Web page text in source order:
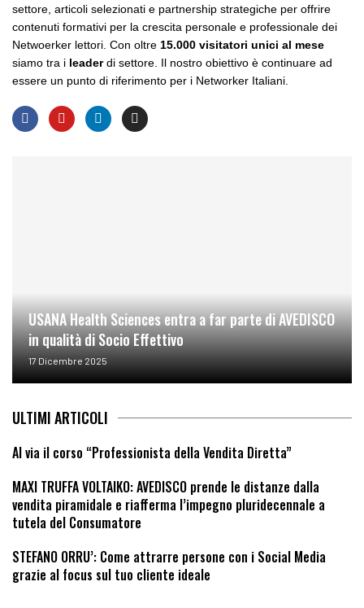
settore, articoli selezionati e partnership strategiche per offrire
contenuti formativi per la crescita personale e professionale dei
Netwoerker lettori. Con oltre 15.000 visitatori unici al mese
siamo tra i leaderdi settore. Il nostro obiettivo è continuare ad
essere un punto di riferimento per i Networker Italiani.
USANA Health Sciences entra a far parte di AVEDISCO
in qualità di Socio Effettivo
17 Dicembre 2025
ULTIMI ARTICOLI
Al via il corso “Professionista della Vendita Diretta”
MAXI TRUFFA VOLTAIKO: AVEDISCO prende le distanze dalla
vendita piramidale e riafferma l’impegno pluridecennale a
tutela del Consumatore
STEFANO ORRU’: Come attrarre persone con i Social Media
grazie al focus sul tuo cliente ideale